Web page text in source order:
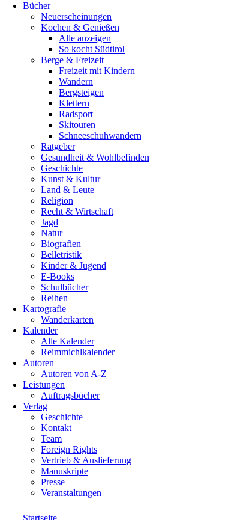
Bücher
Neuerscheinungen
Kochen & Genießen
Alle anzeigen
So kocht Südtirol
Berge & Freizeit
Freizeit mit Kindern
Wandern
Bergsteigen
Klettern
Radsport
Skitouren
Schneeschuhwandern
Ratgeber
Gesundheit & Wohlbefinden
Geschichte
Kunst & Kultur
Land & Leute
Religion
Recht & Wirtschaft
Jagd
Natur
Biografien
Belletristik
Kinder & Jugend
E-Books
Schulbücher
Reihen
Kartografie
Wanderkarten
Kalender
Alle Kalender
Reimmichlkalender
Autoren
Autoren von A-Z
Leistungen
Auftragsbücher
Verlag
Geschichte
Kontakt
Team
Foreign Rights
Vertrieb & Auslieferung
Manuskripte
Presse
Veranstaltungen
Startseite